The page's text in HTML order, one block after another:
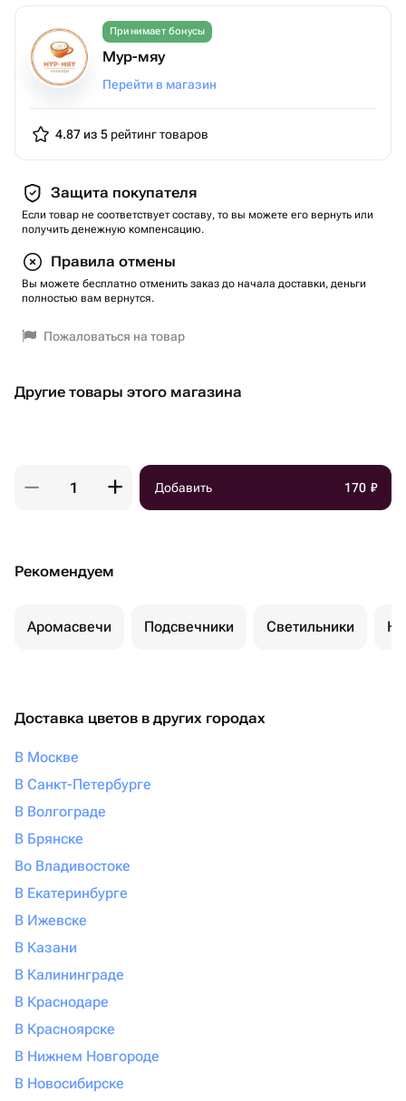
Принимает бонусы
Мур-мяу
Перейти в магазин
4.87 из 5 рейтинг товаров
Защита покупателя
Если товар не соответствует составу, то вы можете его вернуть или
получить денежную компенсацию.
Правила отмены
Вы можете бесплатно отменить заказ до начала доставки, деньги
полностью вам вернутся.
Пожаловаться на товар
Другие товары этого магазина
Добавить 170 ₽
Рекомендуем
Аромасвечи Подсвечники Светильники
Доставка цветов в других городах
В Москве
В Санкт-Петербурге
В Волгограде
В Брянске
Во Владивостоке
В Екатеринбурге
В Ижевске
В Казани
В Калининграде
В Краснодаре
В Красноярске
В Нижнем Новгороде
В Новосибирске